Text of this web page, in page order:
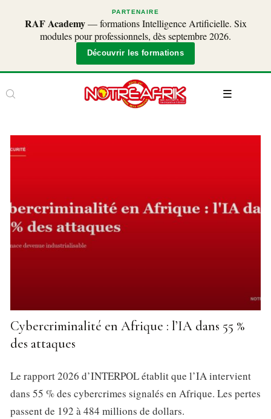
PARTENAIRE
RAF Academy— formations Intelligence Artificielle. Six
modules pour professionnels, dès septembre 2026.
Découvrir les formations
Cybercriminalité en Afrique : l’IA dans 55 %
des attaques
Le rapport 2026 d’INTERPOL établit que l’IA intervient
dans 55 % des cybercrimes signalés en Afrique. Les pertes
passent de 192 à 484 millions de dollars.